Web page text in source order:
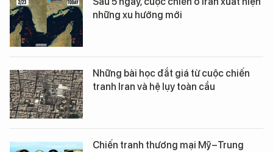
những xu hướng mới
Những bài học đắt giá từ cuộc chiến
tranh Iran và hệ lụy toàn cầu
Chiến tranh thương mại Mỹ–Trung